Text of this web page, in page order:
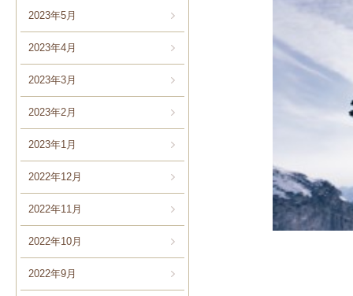
2023年5月
2023年4月
2023年3月
2023年2月
2023年1月
2022年12月
2022年11月
2022年10月
2022年9月